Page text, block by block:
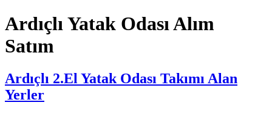
Ardıçlı Yatak Odası Alım
Satım
Ardıçlı 2.El Yatak Odası Takımı Alan
Yerler